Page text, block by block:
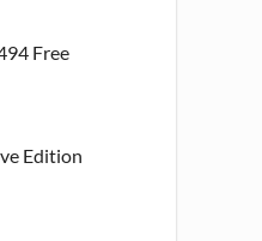
Free
Edition